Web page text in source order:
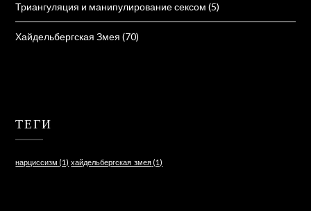
Триангуляция и манипулирование сексом (5)
Хайдельбергская Змея (70)
ТЕГИ
нарциссизм (1) хайдельбергская_змея (1)